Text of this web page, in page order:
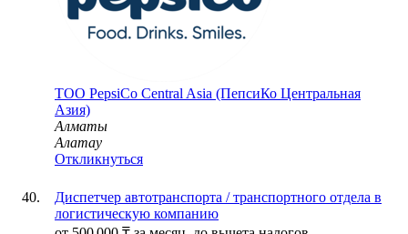
ТОО PepsiCo Central Asia (ПепсиКо Центральная
Азия)
Алматы
Алатау
Откликнуться
Диспетчер автотранспорта / транспортного отдела в
логистическую компанию